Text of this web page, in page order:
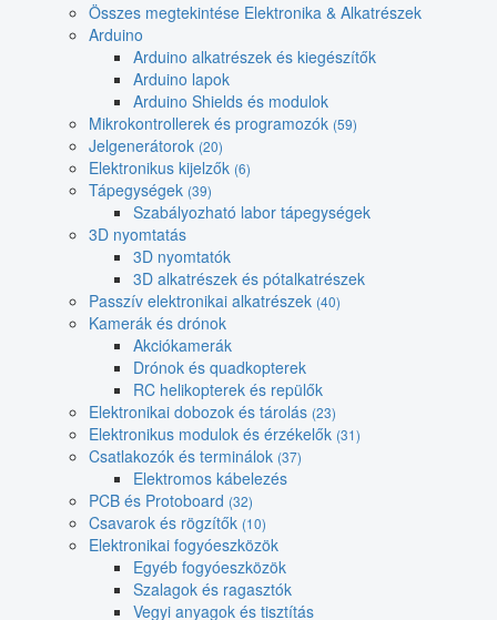
Összes megtekintése Elektronika & Alkatrészek
Arduino
Arduino alkatrészek és kiegészítők
Arduino lapok
Arduino Shields és modulok
Mikrokontrollerek és programozók (59)
Jelgenerátorok (20)
Elektronikus kijelzők (6)
Tápegységek (39)
Szabályozható labor tápegységek
3D nyomtatás
3D nyomtatók
3D alkatrészek és pótalkatrészek
Passzív elektronikai alkatrészek (40)
Kamerák és drónok
Akciókamerák
Drónok és quadkopterek
RC helikopterek és repülők
Elektronikai dobozok és tárolás (23)
Elektronikus modulok és érzékelők (31)
Csatlakozók és terminálok (37)
Elektromos kábelezés
PCB és Protoboard (32)
Csavarok és rögzítők (10)
Elektronikai fogyóeszközök
Egyéb fogyóeszközök
Szalagok és ragasztók
Vegyi anyagok és tisztítás